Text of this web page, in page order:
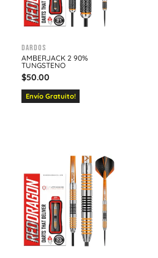
Dardos
AMBERJACK 2 90%
TUNGSTENO
$50.00
Envío Gratuito!